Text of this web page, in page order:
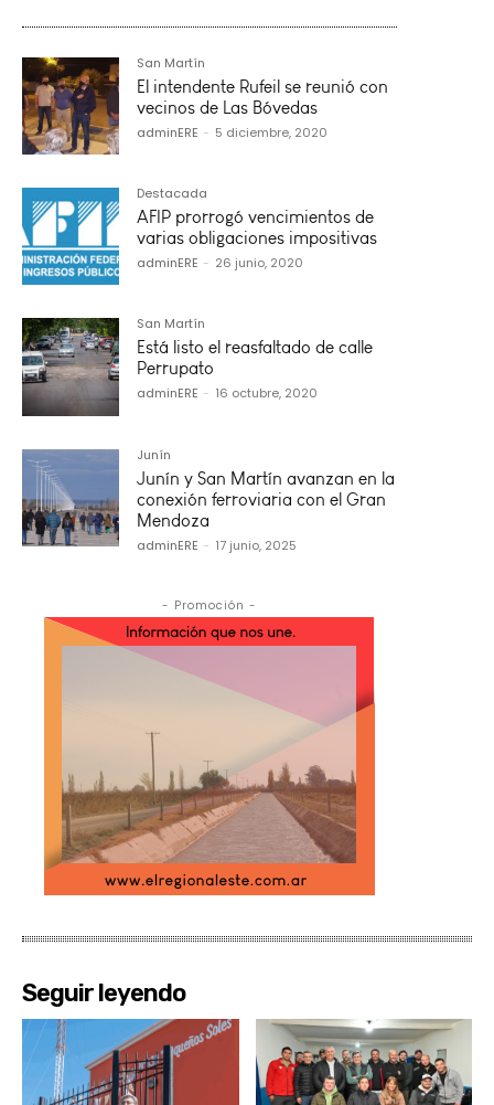
San Martín
El intendente Rufeil se reunió con
vecinos de Las Bóvedas
adminERE - 5 diciembre, 2020
Destacada
AFIP prorrogó vencimientos de
varias obligaciones impositivas
adminERE - 26 junio, 2020
San Martín
Está listo el reasfaltado de calle
Perrupato
adminERE - 16 octubre, 2020
Junín
Junín y San Martín avanzan en la
conexión ferroviaria con el Gran
Mendoza
adminERE - 17 junio, 2025
- Promoción -
Seguir leyendo